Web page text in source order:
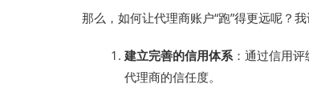
那么，如何让代理商账户“跑”得更远呢？
建立完善的信用体系：通过信用
代理商的信任度。